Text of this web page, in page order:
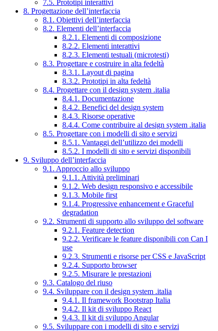
7.5. Prototipi interattivi
8. Progettazione dell’interfaccia
8.1. Obiettivi dell’interfaccia
8.2. Elementi dell’interfaccia
8.2.1. Elementi di composizione
8.2.2. Elementi interattivi
8.2.3. Elementi testuali (microtesti)
8.3. Progettare e costruire in alta fedeltà
8.3.1. Layout di pagina
8.3.2. Prototipi in alta fedeltà
8.4. Progettare con il design system .italia
8.4.1. Documentazione
8.4.2. Benefici del design system
8.4.3. Risorse operative
8.4.4. Come contribuire al design system .italia
8.5. Progettare con i modelli di sito e servizi
8.5.1. Vantaggi dell’utilizzo dei modelli
8.5.2. I modelli di sito e servizi disponibili
9. Sviluppo dell’interfaccia
9.1. Approccio allo sviluppo
9.1.1. Attività preliminari
9.1.2. Web design responsivo e accessibile
9.1.3. Mobile first
9.1.4. Progressive enhancement e Graceful
degradation
9.2. Strumenti di supporto allo sviluppo del software
9.2.1. Feature detection
9.2.2. Verificare le feature disponibili con Can I
use
9.2.3. Strumenti e risorse per CSS e JavaScript
9.2.4. Supporto browser
9.2.5. Misurare le prestazioni
9.3. Catalogo del riuso
9.4. Sviluppare con il design system .italia
9.4.1. Il framework Bootstrap Italia
9.4.2. Il kit di sviluppo React
9.4.3. Il kit di sviluppo Angular
9.5. Sviluppare con i modelli di sito e servizi